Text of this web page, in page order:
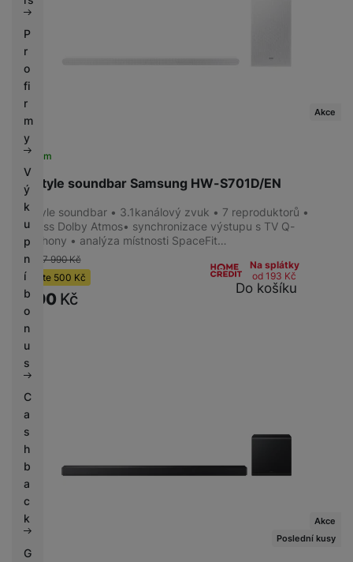
P
r
o
fi
r
m
y
V
ý
k
u
p
n
í
b
o
n
u
s
C
a
s
h
b
a
c
k
G
Lifestyle soundbar Samsung HW-S701D/EN
Skladem
Akce
Lifestyle soundbar • 3.1kanálový zvuk • 7 reproduktorů •
Wireless Dolby Atmos• synchronizace výstupu s TV Q-
Symphony • analýza místnosti SpaceFit…
-6 % 7 990Kč
Ušetříte 500 Kč
7 490 Kč
Na splátky
od 193 Kč
Do košíku
Akce
Poslední kusy